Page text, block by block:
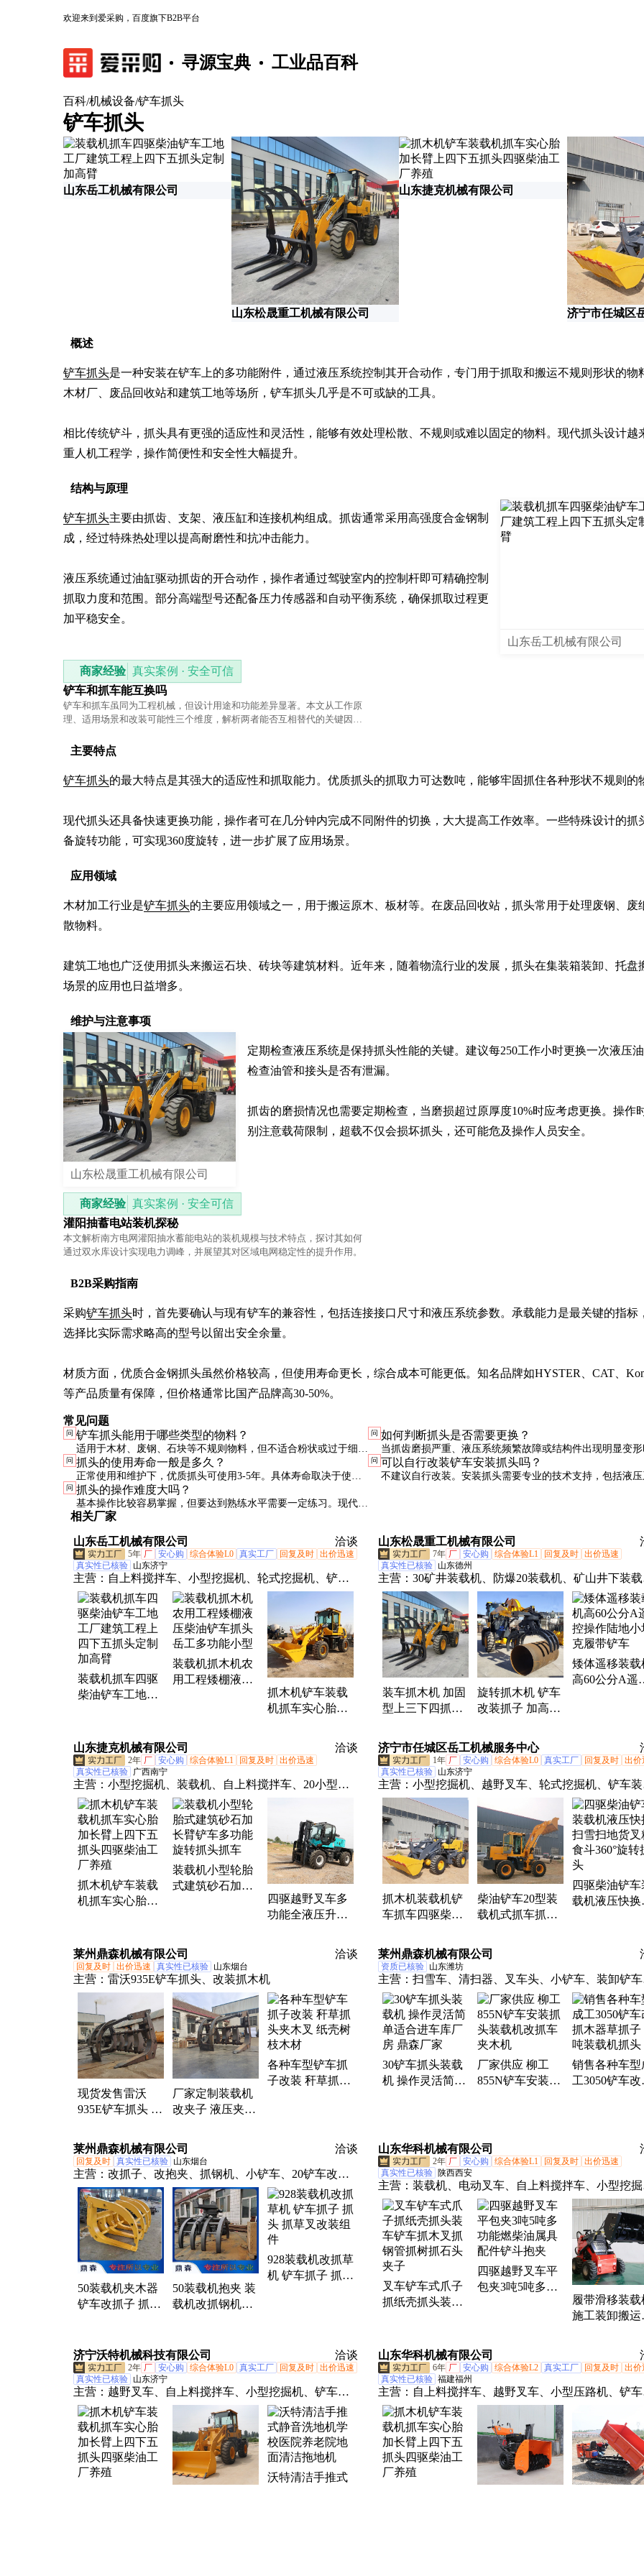
欢迎来到爱采购，百度旗下B2B平台
寻源宝典 工业品百科
百科/机械设备/铲车抓头
铲车抓头
山东岳工机械有限公司
山东松晟重工机械有限公司
山东捷克机械有限公司
济宁市任城区
概述
铲车抓头是一种安装在铲车上的多功能附件，通过液压系统控制其开合动作，专门用于抓取和搬运不规则形状的物
木材厂、废品回收站和建筑工地等场所，铲车抓头几乎是不可或缺的工具。
相比传统铲斗，抓头具有更强的适应性和灵活性，能够有效处理松散、不规则或难以固定的物料。现代抓头设计越
重人机工程学，操作简便性和安全性大幅提升。
结构与原理
山东岳工机械有限公司
铲车抓头主要由抓齿、支架、液压缸和连接机构组成。抓齿通常采用高强度合金钢制
成，经过特殊热处理以提高耐磨性和抗冲击能力。
液压系统通过油缸驱动抓齿的开合动作，操作者通过驾驶室内的控制杆即可精确控制
抓取力度和范围。部分高端型号还配备压力传感器和自动平衡系统，确保抓取过程更
加平稳安全。
商家经验 真实案例 · 安全可信
铲车和抓车能互换吗
铲车和抓车虽同为工程机械，但设计用途和功能差异显著。本文从工作原
理、适用场景和改装可能性三个维度，解析两者能否互相替代的关键因
主要特点
铲车抓头的最大特点是其强大的适应性和抓取能力。优质抓头的抓取力可达数吨，能够牢固抓住各种形状不规则的
现代抓头还具备快速更换功能，操作者可在几分钟内完成不同附件的切换，大大提高工作效率。一些特殊设计的抓
备旋转功能，可实现360度旋转，进一步扩展了应用场景。
应用领域
木材加工行业是铲车抓头的主要应用领域之一，用于搬运原木、板材等。在废品回收站，抓头常用于处理废钢、废
散物料。
建筑工地也广泛使用抓头来搬运石块、砖块等建筑材料。近年来，随着物流行业的发展，抓头在集装箱装卸、托盘
场景的应用也日益增多。
维护与注意事项
山东松晟重工机械有限公司
定期检查液压系统是保持抓头性能的关键。建议每250工作小时更换一次液压
检查油管和接头是否有泄漏。
抓齿的磨损情况也需要定期检查，当磨损超过原厚度10%时应考虑更换。操作
别注意载荷限制，超载不仅会损坏抓头，还可能危及操作人员安全。
商家经验 真实案例 · 安全可信
灌阳抽蓄电站装机探秘
本文解析南方电网灌阳抽水蓄能电站的装机规模与技术特点，探讨其如何
通过双水库设计实现电力调峰，并展望其对区域电网稳定性的提升作用。
B2B采购指南
采购铲车抓头时，首先要确认与现有铲车的兼容性，包括连接接口尺寸和液压系统参数。承载能力是最关键的指标
选择比实际需求略高的型号以留出安全余量。
材质方面，优质合金钢抓头虽然价格较高，但使用寿命更长，综合成本可能更低。知名品牌如HYSTER、CAT、
等产品质量有保障，但价格通常比国产品牌高30-50%。
常见问题
问 铲车抓头能用于哪些类型的物料？
适用于木材、废钢、石块等不规则物料，但不适合粉状或过于细小
的物料，这类物料容易从抓齿间漏出。
问 如何判断抓头是否需要更换？
当抓齿磨损严重、液压系统频繁故障或结构件出现明显变形
考虑更换。定期专业检测能更准确评估使用寿命。
问 抓头的使用寿命一般是多久？
正常使用和维护下，优质抓头可使用3-5年。具体寿命取决于使用
频率、载荷大小和工作环境等因素。
问 可以自行改装铲车安装抓头吗？
不建议自行改装。安装抓头需要专业的技术支持，包括液压
问 抓头的操作难度大吗？
基本操作比较容易掌握，但要达到熟练水平需要一定练习。现代抓
头多配备辅助控制系统，大大降低了操作难度。
相关厂家
山东岳工机械有限公司 洽谈
5年 厂 安心购 综合体验L0 真实工厂 回复及时 出价迅速
真实性已核验 山东济宁
主营： 自上料搅拌车、小型挖掘机、轮式挖掘机、铲
车、小型压路机、越野叉车、电动叉车、电动堆高车、
朝天锅搅拌车、搅拌斗装载机、两头忙装载机、滑移装
载机、履带运输车、田园管理机、护栏打桩机、扫雪
机、背包钻机、扫地机、清扫车、小挖机、装载机、搅
拌车、履带爬山虎、挖掘机
装载机抓车四驱
柴油铲车工地工
高臂
装载机抓木机农
用工程矮棚液压
抓木机铲车装载
机抓车实心胎加
头四驱柴油工厂
养殖
山东松晟重工机械有限公司
7年 厂 安心购 综合体验L1 回复及时 出价迅速
真实性已核验 山东德州
主营： 30矿井装载机、防爆20装载机、矿山井下装载
机、铲车带搅拌机、井下铲车、矿用铲车、防爆煤矿
下铲车、铲车清扫器、铲车改搅拌斗、搅拌铲车、铲
改搅拌机、全自动搅拌铲车、矿山井下铲车、锂电池
车、新能源电动铲车、矿用装载机、搅拌斗装载机、
控滑移装载机、液压式搅拌斗、井下装载机、扫路机
搅拌机、搅拌装载机、遥控装载机、矿用铲运机
装车抓木机 加固
型上三下四抓头
加高铲车FF松晟
重工
旋转抓木机 铲车
改装抓子 加高臂
抓木头钢铁废料
矮体遥移装载
高60公分A遥
山东捷克机械有限公司 洽谈
2年 厂 安心购 综合体验L1 回复及时 出价迅速
真实性已核验 广西南宁
主营： 小型挖掘机、装载机、自上料搅拌车、20小型铲
车、越野叉车、电动叉车、旋耕机、压路机、履带运输
车、轮式挖掘机、两头忙、护栏打桩机、平口搅拌车、
扫雪机、田园管理机、搅拌斗装载机、背包钻机、扫地
机
抓木机铲车装载
机抓车实心胎加
养殖
装载机小型轮胎
式建筑砂石加长
四驱越野叉车多
功能全液压升降
装卸车多属具可
济宁市任城区岳工机械服务中心
1年 厂 安心购 综合体验L0 真实工厂 回复及时 出价
真实性已核验 山东济宁
主营： 小型挖掘机、越野叉车、轮式挖掘机、铲车装
机、小型压路机、电动叉车、电动堆高车、自上料搅
车、朝天锅搅拌车、搅拌斗装载机、两头忙装载机、
移装载机、履带运输车、田园管理机、护栏打桩机、
雪机、扫雪车、背包钻机、冷喷热熔划线机、手推洗
机、驾驶洗地机、驾驶式清扫车、扫地机、扫地车
抓木机装载机铲
车抓车四驱柴油
筑加长臂可定制
抓头
柴油铲车20型装
载机式抓车抓木
抓纸机四驱抓机
四驱柴油铲车
载机液压快换
莱州鼎森机械有限公司
洽谈
回复及时 出价迅速 真实性已核验 山东烟台
主营： 雷沃935E铲车抓头、改装抓木机
现货发售雷沃
935E铲车抓头 装
吨包夹子
厂家定制装载机
改夹子 液压夹木
各种车型铲车抓
子改装 秆草抓头
莱州鼎森机械有限公司
资质已核验 山东潍坊
主营： 扫雪车、清扫器、叉车头、小铲车、装卸铲车
叉子头、夹木机、光伏板、推雪铲、钢管抓、夹包机
除雪器、草夹子、扫雪机、清雪器、圆抱夹、夹木器
圆包夹、集装箱、装载机、软包夹、抓木机、铁簸
两吨叉子、叉车铲斗
30铲车抓头装载
机 操作灵活简单
厂家供应 柳工
855N铲车安装抓
销售各种车型
工3050铲车改
莱州鼎森机械有限公司 洽谈
回复及时 真实性已核验 山东烟台
主营： 改抓子、改抱夹、抓钢机、小铲车、20铲车改、
50铲车改、铲车加长、铲车抓子、铲车接臂、铲车抓木
器、铲车改装抓木、3吨叉车、挖机抓子、叉车抱夹、改
装抓木机、装载机改装、装载机改抓、挖机夹木头、软
包夹横抱、挖掘机抓子、挖机改装棉花
50装载机夹木器
铲车改抓子 抓树
50装载机抱夹 装
载机改抓钢机抓
928装载机改抓草
机 铲车抓子 抓头
山东华科机械有限公司
2年 厂 安心购 综合体验L1 回复及时 出价迅速
真实性已核验 陕西西安
主营： 装载机、电动叉车、自上料搅拌车、小型挖掘
机、越野叉车、履带运输车、小型压路机、扫雪机
式挖掘机、两头忙、平口搅拌车、护栏打桩机、田
理机、履带式旋耕机、扫地机、电动堆高车、搅拌
载机
叉车铲车式爪子
抓纸壳抓头装车
子
四驱越野叉车平
包夹3吨5吨多功
履带滑移装载
施工装卸搬运
济宁沃特机械科技有限公司 洽谈
2年 厂 安心购 综合体验L0 真实工厂 回复及时 出价迅速
真实性已核验 山东济宁
主营： 越野叉车、自上料搅拌车、小型挖掘机、铲车、
装载机、电动叉车、履带运输车、电动堆高车、搅拌斗
装载机、轮式挖掘机、小型压路机、朝天锅搅拌车、两
头忙装载机、滑移装载机、田园管理机、护栏打桩机、
扫雪机、扫雪车、洗地机、扫地机、清扫车、小挖掘
机、家用挖掘机、果园挖掘机、搅拌机沃特清洁手推式
山东华科机械有限公司
6年 厂 安心购 综合体验L2 真实工厂 回复及时 出价
真实性已核验 福建福州
主营： 自上料搅拌车、越野叉车、小型压路机、铲车
履带运输车、电动叉车、护栏打桩机、田园管理机、
拌斗装载机、划线机、两头忙、小型挖掘机、装载机
轮式挖掘机、扫雪机、扫地机、平口搅拌车